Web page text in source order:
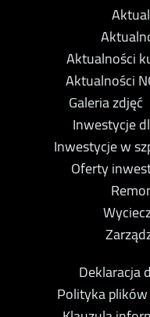
Aktualności
Aktualności
Galeria zdjęć
Inwestycje
Inwestycje w
Oferty
Deklaracja
Polityka